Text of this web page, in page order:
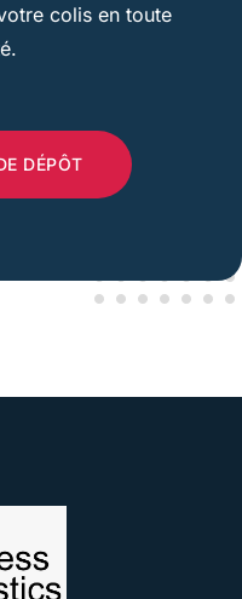
colis en toute
DÉPÔT